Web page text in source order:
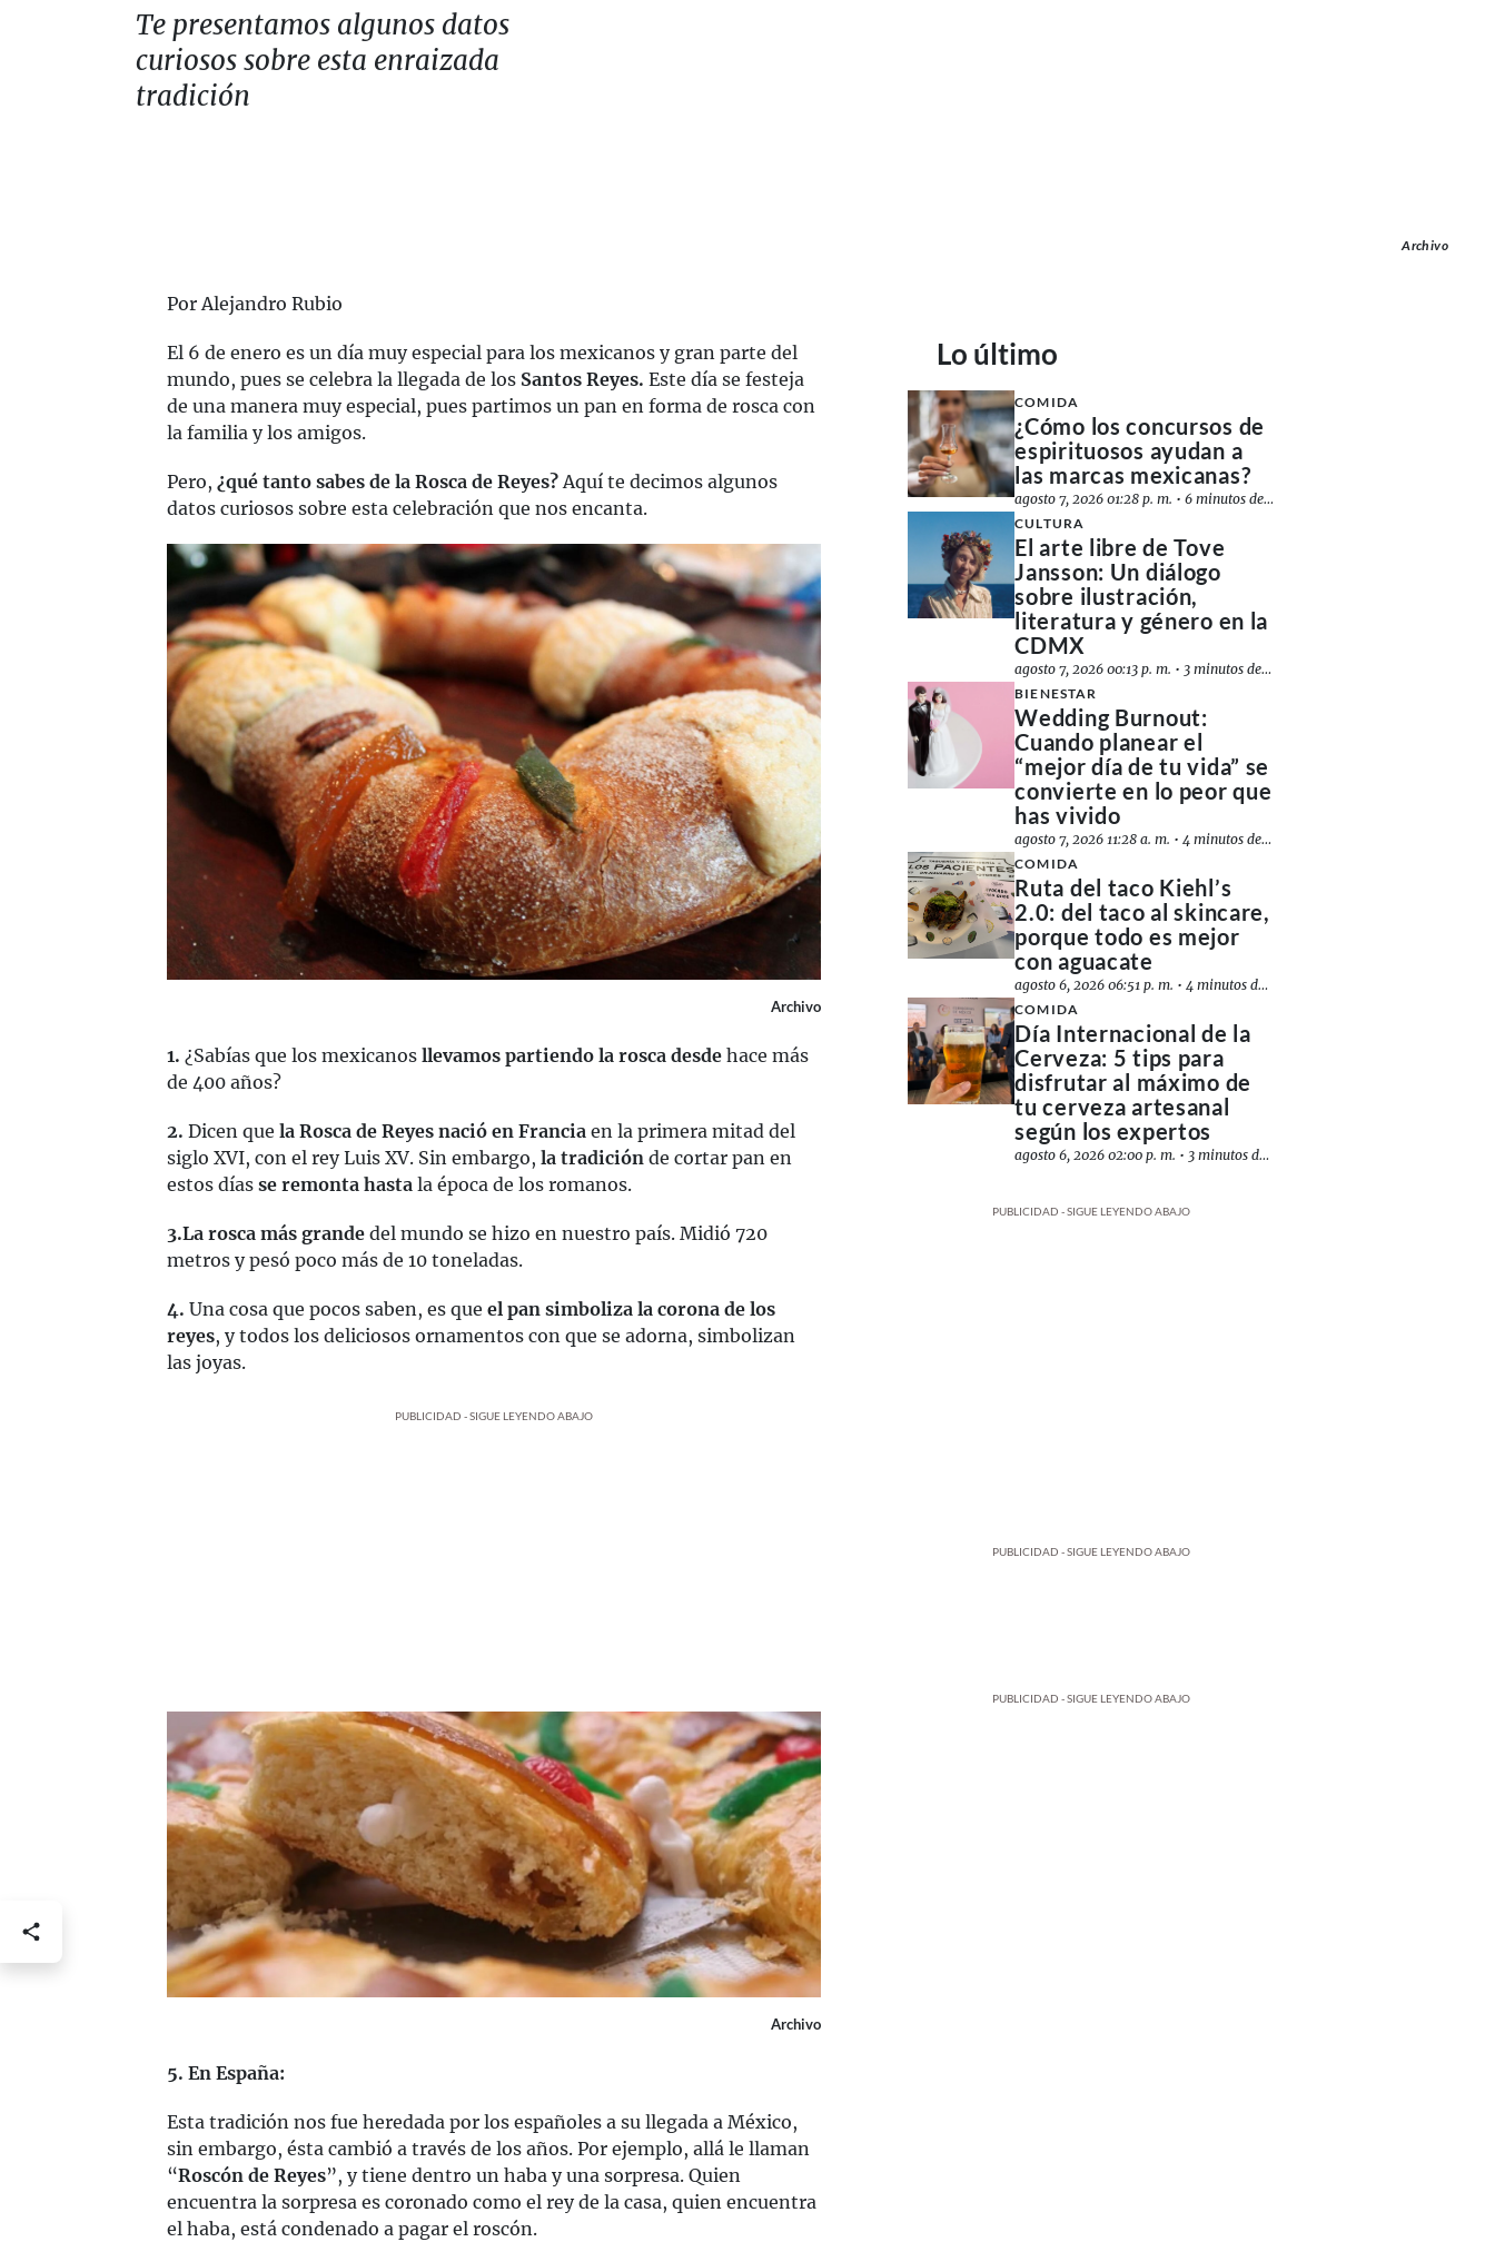
Te presentamos algunos datos
curiosos sobre esta enraizada
tradición
Archivo
Por Alejandro Rubio
El 6 de enero es un día muy especial para los mexicanos y gran parte del
mundo, pues se celebra la llegada de los Santos Reyes. Este día se festeja
de una manera muy especial, pues partimos un pan en forma de rosca con
la familia y los amigos.
Pero, ¿qué tanto sabes de la Rosca de Reyes?Aquí te decimos algunos
datos curiosos sobre esta celebración que nos encanta.
Archivo
1. ¿Sabías que los mexicanos llevamos partiendo la rosca desde hace más
de 400 años?
2. Dicen que la Rosca de Reyes nació en Francia en la primera mitad del
siglo XVI, con el rey Luis XV. Sin embargo, la tradición de cortar pan en
estos días se remonta hasta la época de los romanos.
3.La rosca más grande del mundo se hizo en nuestro país. Midió 720
metros y pesó poco más de 10 toneladas.
4. Una cosa que pocos saben, es que el pan simboliza la corona de los
reyes, y todos los deliciosos ornamentos con que se adorna, simbolizan
las joyas.
PUBLICIDAD - SIGUE LEYENDO ABAJO
Archivo
5. En España:
Esta tradición nos fue heredada por los españoles a su llegada a México,
sin embargo, ésta cambió a través de los años. Por ejemplo, allá le llaman
“Roscón de Reyes”, y tiene dentro un haba y una sorpresa. Quien
encuentra la sorpresa es coronado como el rey de la casa, quien encuentra
el haba, está condenado a pagar el roscón.
Lo último
COMIDA
¿Cómo los concursos de
espirituosos ayudan a
las marcas mexicanas?
agosto 7, 2026 01:28 p. m. •6 minutos de lectura
CULTURA
El arte libre de Tove
Jansson: Un diálogo
sobre ilustración,
literatura y género en la
CDMX
agosto 7, 2026 00:13 p. m. • 3 minutos de lectura
BIENESTAR
Wedding Burnout:
Cuando planear el
“mejor día de tu vida” se
convierte en lo peor que
has vivido
agosto 7, 2026 11:28 a. m. •4 minutos de lectura
COMIDA
Ruta del taco Kiehl’s
2.0: del taco al skincare,
porque todo es mejor
con aguacate
agosto 6, 2026 06:51 p. m. •4 minutos de lectura
COMIDA
Día Internacional de la
Cerveza: 5 tips para
disfrutar al máximo de
tu cerveza artesanal
según los expertos
agosto 6, 2026 02:00 p. m. • 3 minutos de lectura
PUBLICIDAD - SIGUE LEYENDO ABAJO
PUBLICIDAD - SIGUE LEYENDO ABAJO
PUBLICIDAD - SIGUE LEYENDO ABAJO